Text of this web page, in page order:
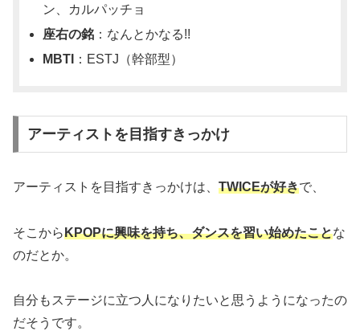
ン、カルパッチョ
座右の銘 ：なんとかなる!!
MBTI
：ESTJ（幹部型）
アーティストを目指すきっかけ
アーティストを目指すきっかけは、 TWICEが好きで、
そこからKPOPに興味を持ち、ダンスを習い始めたことな
のだとか。
自分もステージに立つ人になりたいと思うようになったの
だそうです。